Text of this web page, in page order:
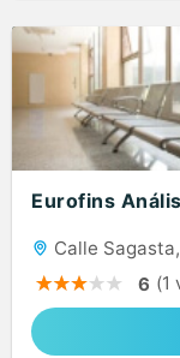
Eurofins
Calle
6 (1